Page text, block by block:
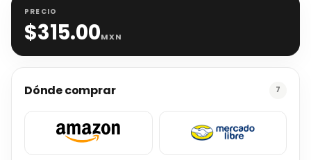
PRECIO
$315.00MXN
Dónde comprar 7